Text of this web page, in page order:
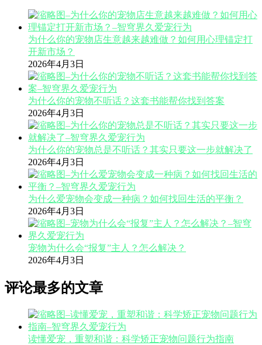
为什么你的宠物店生意越来越难做？如何用心理锚定打
开新市场？
2026年4月3日
为什么你的宠物不听话？这套书能帮你找到答案
2026年4月3日
为什么你的宠物总是不听话？其实只要这一步就解决了
2026年4月3日
为什么爱宠物会变成一种病？如何找回生活的平衡？
2026年4月3日
宠物为什么会“报复”主人？怎么解决？
2026年4月3日
评论最多的文章
读懂爱宠，重塑和谐：科学矫正宠物问题行为指南